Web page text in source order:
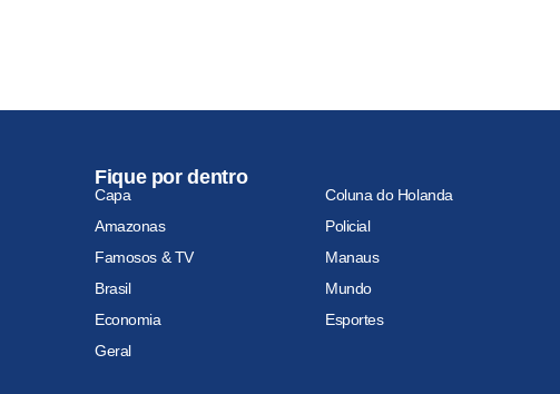
Fique por dentro
Capa
Coluna do Holanda
Amazonas
Policial
Famosos & TV
Manaus
Brasil
Mundo
Economia
Esportes
Geral